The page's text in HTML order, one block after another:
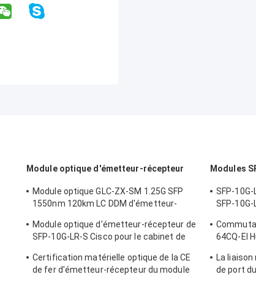
Module optique d'émetteur-récepteur
Module optique GLC-ZX-SM 1.25G SFP
1550nm 120km LC DDM d'émetteur-
Module optique d'émetteur-récepteur de
SFP-10G-LR-S Cisco pour le cabinet de
données/entreprise
Certification matérielle optique de la CE
de fer d'émetteur-récepteur du module
Modules
SFP-10G-
SFP-
64CQ-EI
La liaison
de port